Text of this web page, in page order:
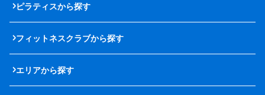
ピラティスから探す
フィットネスクラブから探す
エリアから探す